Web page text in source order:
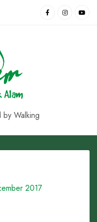
Walking
2017